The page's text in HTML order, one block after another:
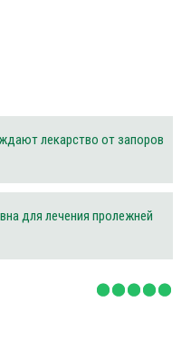
лекарство от запоров
для лечения пролежней